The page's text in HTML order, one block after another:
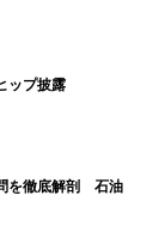
観光地。
かりです。そ
気にするお手
。ただ、出川
いと数字はと
さんの予想が
ップ披露
を徹底解剖 石油